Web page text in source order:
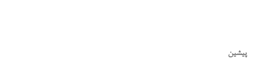
نوشته
نوشته
پیشین